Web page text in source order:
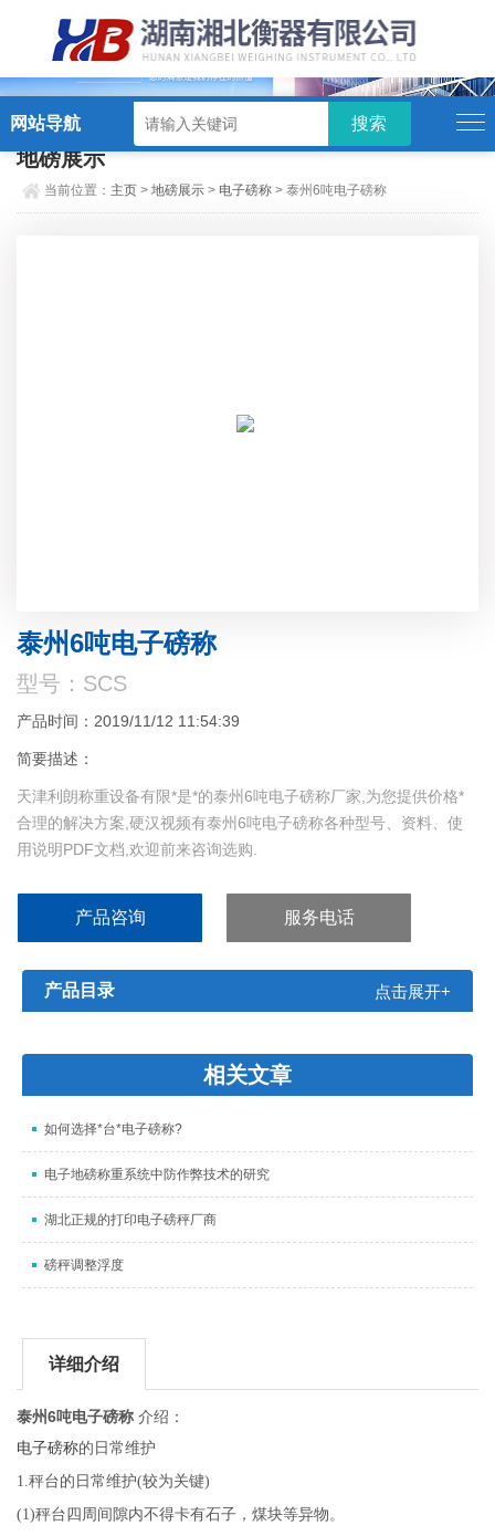
网站导航
地磅展示
当前位置： 主页 >地磅展示 > 电子磅称 > 泰州6吨电子磅称
泰州6吨电子磅称
型号：SCS
产品时间：2019/11/12 11:54:39
简要描述：
天津利朗称重设备有限*是*的泰州6吨电子磅称厂家,为您提供价格*
合理的解决方案,硬汉视频有泰州6吨电子磅称各种型号、资料、使
用说明PDF文档,欢迎前来咨询选购.
产品咨询 服务电话
产品目录 点击展开+
相关文章
如何选择*台*电子磅称?
电子地磅称重系统中防作弊技术的研究
湖北正规的打印电子磅秤厂商
磅秤调整浮度
详细介绍
泰州6吨电子磅称 介绍：
电子磅称的日常维护
1.秤台的日常维护(较为关键)
(1)秤台四周间隙内不得卡有石子，煤块等异物。